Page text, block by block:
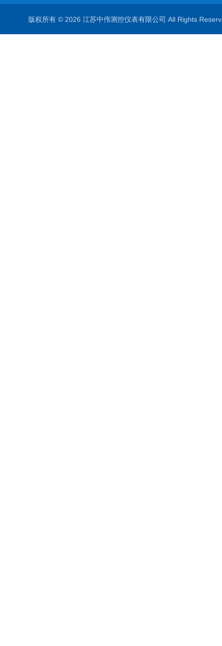
版权所有 © 2026 江苏中伟测控仪表有限公司 All Rights